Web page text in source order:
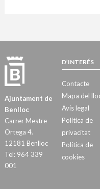
Ajuntament de
Benlloc
Carrer Mestre
Ortega 4.
12181 Benlloc
Tel: 964 339
001
D’INTERÉS
Contacte
Mapa del
Avís legal
Política de
privacitat
Política de
cookies